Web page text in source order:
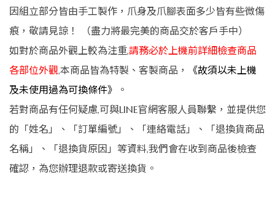
因組立部分皆由手工製作，爪身及爪腳表面多少皆有些微傷
痕，敬請見諒！ （盡力將最完美的商品交於客戶手中）
如對於商品外觀上較為注重,請務必於上機前詳細檢查商品
各部位外觀,本商品皆為特製、客製商品，
《故須以未上機
及未使用過為可換條件》
。
若對商品有任何疑慮,可與LINE官網客服人員聯繫，並提供您
的「姓名」、「訂單編號」、「連絡電話」、「退換貨商品
名稱」、「退換貨原因」等資料,我們會在收到商品後檢查
確認，為您辦理退款或寄送換貨。